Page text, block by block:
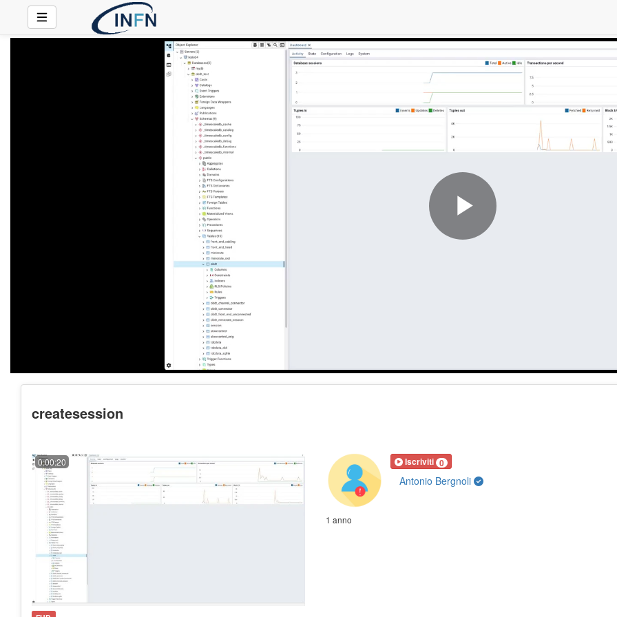
Play
createsession
0:00:20 Iscriviti 0
Antonio Bergnoli
1 anno